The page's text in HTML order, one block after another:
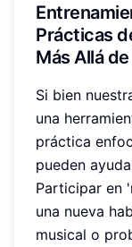
Prácticas
Más Allá
Si bien
una
práctica
pueden
Participar en
una nueva
musical o